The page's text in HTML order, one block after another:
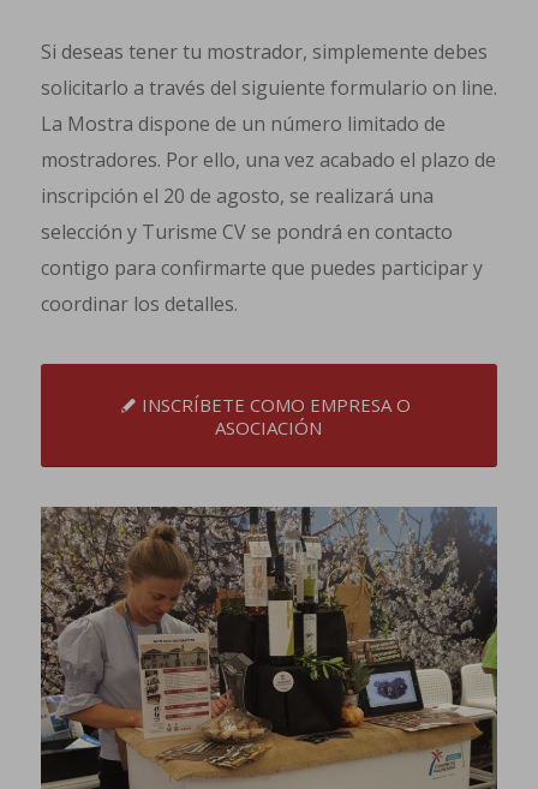
Si deseas tener tu mostrador, simplemente debes
solicitarlo a través del siguiente formulario on line.
La Mostra dispone de un número limitado de
mostradores. Por ello, una vez acabado el plazo de
inscripción el 20 de agosto, se realizará una
selección y Turisme CV se pondrá en contacto
contigo para confirmarte que puedes participar y
coordinar los detalles.
INSCRÍBETE COMO EMPRESA O
ASOCIACIÓN